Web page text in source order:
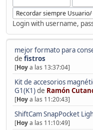
Login with username,
mejor formato para
de fistros
[Hoya las 13:37:04]
Kit de accesorios
G1(K1)de Ramón
[Hoya las 11:20:43]
ShiftCam SnapPocket
[Hoya las 11:10:49]